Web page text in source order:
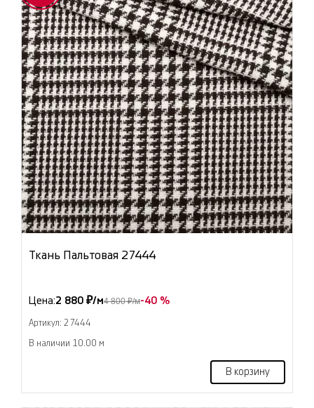
Ткань Пальтовая 27444
Цена:2 880 ₽/м4 800 ₽/м-40 %
Артикул: 27444
В наличии 10.00 м
В корзину